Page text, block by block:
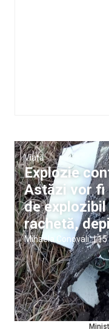
Viață
Explozie
Astăzi vor fi
de
rachetă,
Mihaela Conovali |15